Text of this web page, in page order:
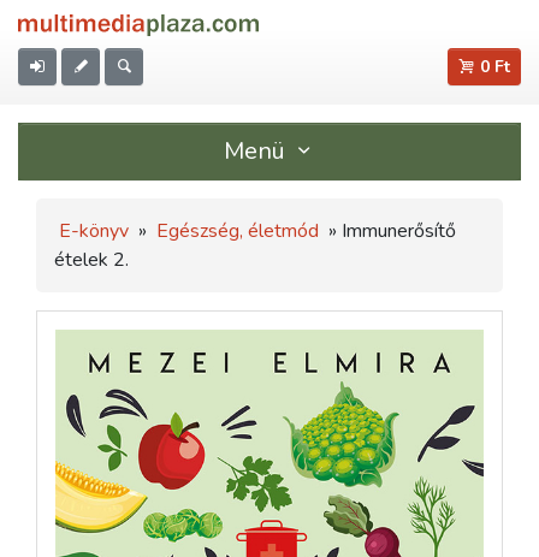
0 Ft
Menü
E-könyv » Egészség, életmód » Immunerősítő
ételek 2.